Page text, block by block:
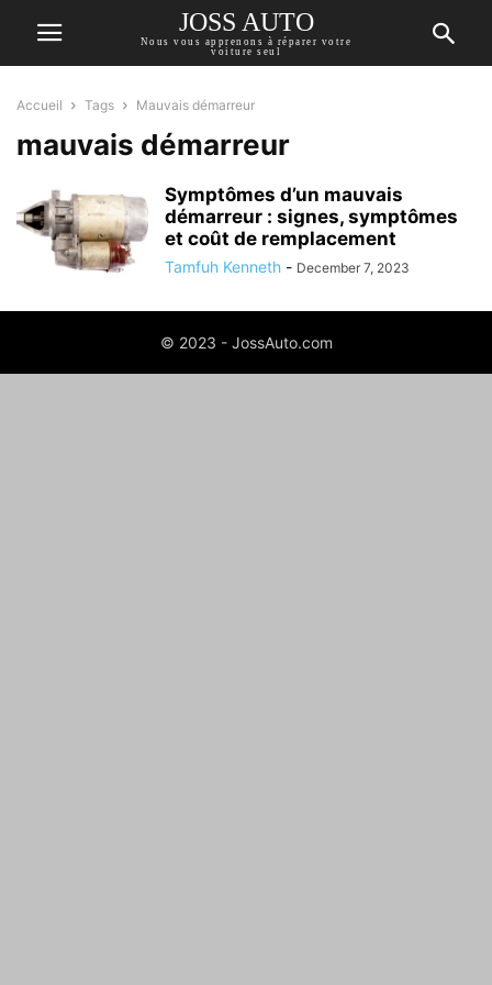
JOSS AUTO
Nous vous apprenons à réparer votre
voiture seul
Accueil Tags Mauvais démarreur
mauvais démarreur
Symptômes d’un mauvais
démarreur : signes, symptômes
et coût de remplacement
Tamfuh Kenneth - December 7, 2023
© 2023 - JossAuto.com